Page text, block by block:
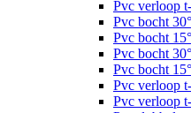
Pvc verloop
Pvc bocht
Pvc bocht
Pvc bocht
Pvc bocht
Pvc verloop
Pvc verloop